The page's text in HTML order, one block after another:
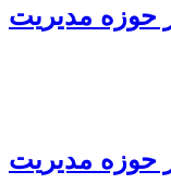
حوزه مدیریت
حوزه مدیریت